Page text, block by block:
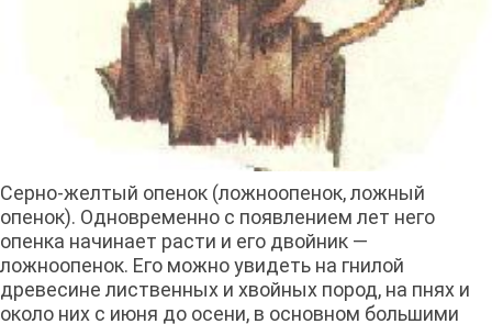
Серно-желтый опенок (ложноопенок, ложный
опенок). Одновременно с появлением лет него
опенка начинает расти и его двойник —
ложноопенок. Его можно уви­деть на гнилой
древесине лиственных и хвойных пород, на пнях и
около них с июня до осени, в основном большими